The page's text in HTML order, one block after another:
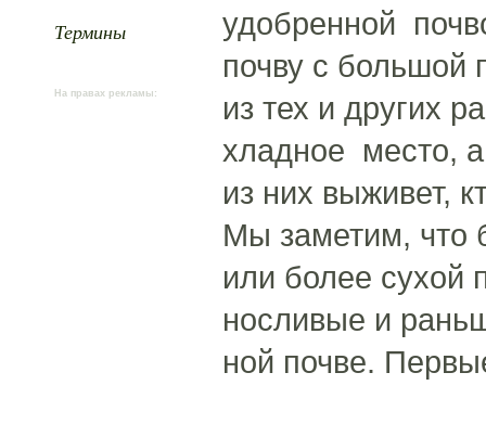
Термины
На правах рекламы:
удобренной
почву с большой
из тех и других
хладное место,
из них выживет,
Мы заметим, что
или более сухой
носливые и
ной почве.